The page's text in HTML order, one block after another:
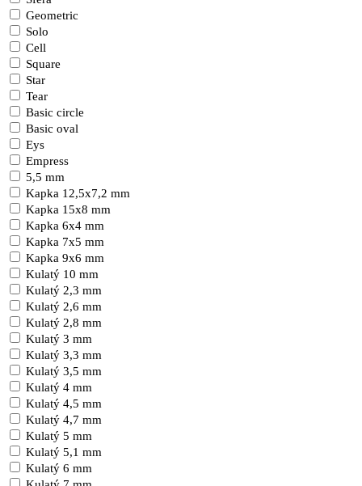
Geometric
Solo
Cell
Square
Star
Tear
Basic circle
Basic oval
Eys
Empress
5,5 mm
Kapka 12,5x7,2 mm
Kapka 15x8 mm
Kapka 6x4 mm
Kapka 7x5 mm
Kapka 9x6 mm
Kulatý 10 mm
Kulatý 2,3 mm
Kulatý 2,6 mm
Kulatý 2,8 mm
Kulatý 3 mm
Kulatý 3,3 mm
Kulatý 3,5 mm
Kulatý 4 mm
Kulatý 4,5 mm
Kulatý 4,7 mm
Kulatý 5 mm
Kulatý 5,1 mm
Kulatý 6 mm